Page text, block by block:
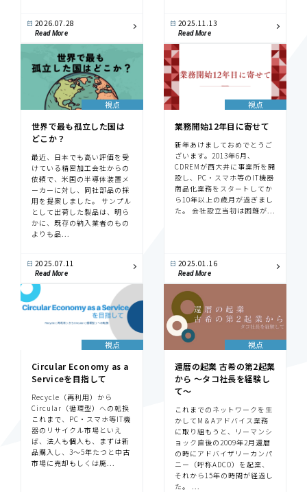
2026.07.28
Read More
2025.11.13
Read More
視点
世界で最も孤立した国は
どこか？
最近、日本でも高い評価を受
けている精密加工会社からの
依頼で、米国の半導体装置メ
ーカーに対し、同社部品の採
用を提案しました。 サンプル
として出荷した製品は、明ら
かに、既存の納入業者のもの
よりも品...
2025.07.11
Read More
視点
業務開始12年目に寄せて
新年あけましておめでとうご
ざいます。2013年6月、
CDREMが西大井に事業所を開
設し、PC・スマホ等のIT機器
商品化業務をスタートしてか
ら10年以上の歳月が過ぎまし
た。 会社設立当初は困難が...
2025.01.16
Read More
視点
Circular Economy as a
Serviceを目指して
Recycle（再利用）から
Circular（循環型）への転換
これまで、PC・スマホ等IT機
器のリサイクル市場といえ
ば、法人も個人も、まずは新
品購入し、3〜5年たつと中古
市場に売却もしくは廃...
視点
還暦の起業 古希の第2起業
から 〜タコ社長を経験し
て〜
これまでのネットワークを生
かしてM＆Aアドバイス業務
に取り組もうと、リーマンシ
ョック直後の2009年2月還暦
の時にアドバイザリーカンパ
ニー（呼称ADCO）を起業、
それから15年の時間が経過し
た。 ...